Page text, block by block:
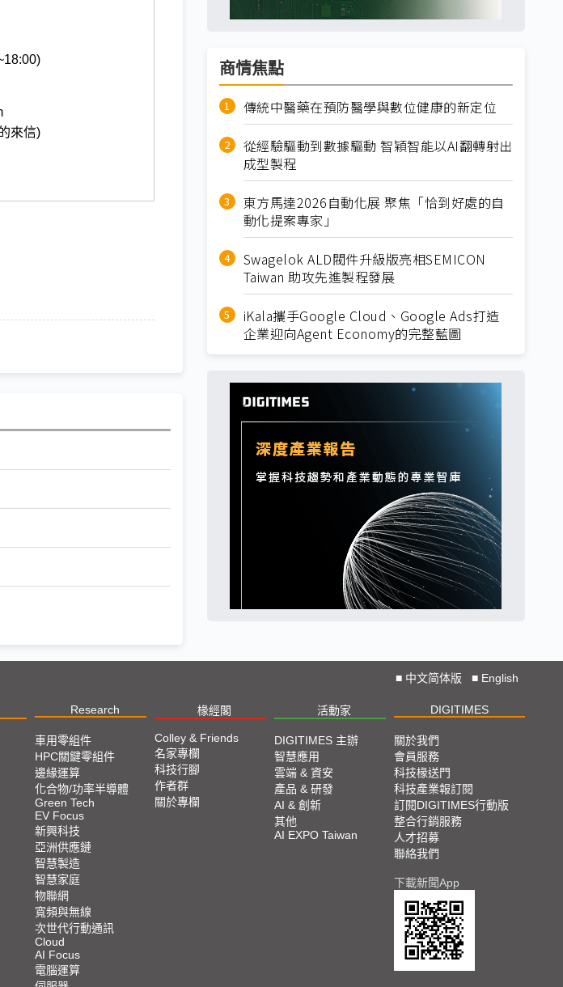
來信)
商情焦點
傳統中醫藥在預防醫學與數位健康的新定位
從經驗驅動到數據驅動 智穎智能以AI翻轉射出
成型製程
東方馬達2026自動化展 聚焦「恰到好處的自
動化提案專家」
Swagelok ALD閥件升級版亮相SEMICON
Taiwan 助攻先進製程發展
iKala攜手Google Cloud、Google Ads打造
企業迎向Agent Economy的完整藍圖
■ 中文简体版 ■ English
Research 椽經閣 活動家 DIGITIMES
車用零組件
HPC關鍵零組件
邊緣運算
化合物/功率半導體
Green Tech
EV Focus
新興科技
亞洲供應鏈
智慧製造
智慧家庭
物聯網
寬頻與無線
次世代行動通訊
Cloud
AI Focus
電腦運算
Colley & Friends
名家專欄
科技行腳
作者群
關於專欄
DIGITIMES 主辦
智慧應用
雲端 & 資安
產品 & 研發
AI & 創新
其他
AI EXPO Taiwan
關於我們
會員服務
科技椽送門
科技產業報訂閱
訂閱DIGITIMES行動版
整合行銷服務
人才招募
聯絡我們
下載新聞App